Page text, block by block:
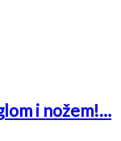
i nožem!…